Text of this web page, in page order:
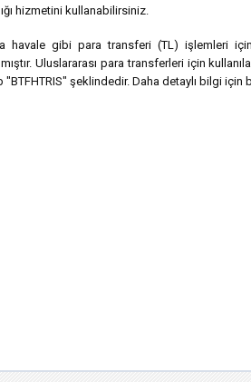
hizmetini kullanabilirsiniz.
havale gibi para transferi (TL) işlemleri
Uluslararası para transferleri için
"BTFHTRIS" şeklindedir. Daha detaylı bilgi